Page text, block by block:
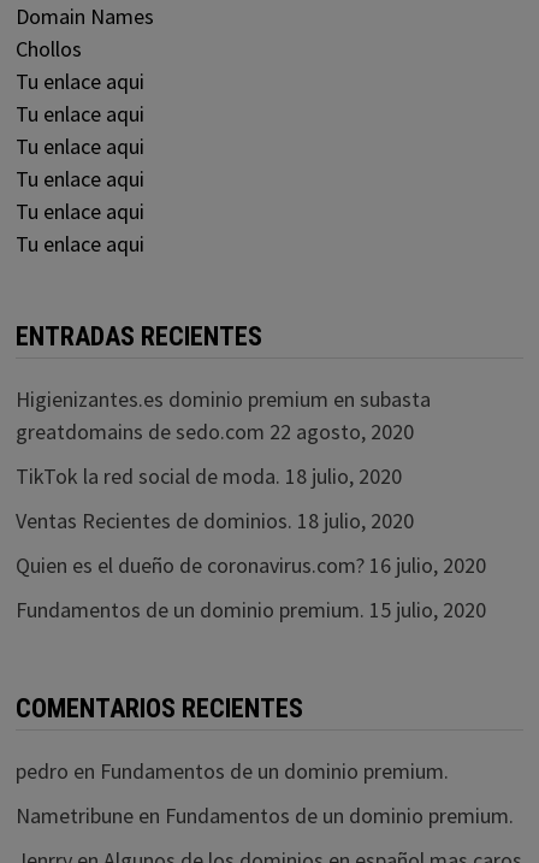
Domain Names
Chollos
Tu enlace aqui
Tu enlace aqui
Tu enlace aqui
Tu enlace aqui
Tu enlace aqui
Tu enlace aqui
ENTRADAS RECIENTES
Higienizantes.es dominio premium en subasta
greatdomains de sedo.com 22 agosto, 2020
TikTok la red social de moda. 18 julio, 2020
Ventas Recientes de dominios. 18 julio, 2020
Quien es el dueño de coronavirus.com? 16 julio, 2020
Fundamentos de un dominio premium. 15 julio, 2020
COMENTARIOS RECIENTES
pedro en Fundamentos de un dominio premium.
Nametribuneen Fundamentos de un dominio premium.